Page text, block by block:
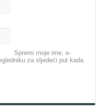
Spremi moje ime, e-
za sljedeći put kada